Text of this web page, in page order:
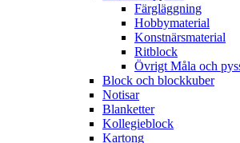
Färgläggning
Hobbymaterial
Konstnärsmaterial
Ritblock
Övrigt Måla och
Block och blockkuber
Notisar
Blanketter
Kollegieblock
Kartong